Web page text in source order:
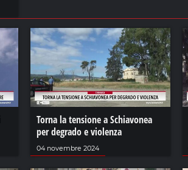
Torna la tensione a Schiavonea
per degrado e violenza
04 novembre 2024